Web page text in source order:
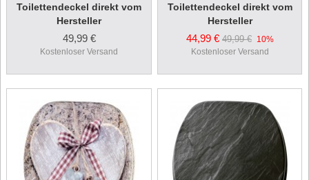
Toilettendeckel direkt vom
Hersteller
49,99 €
Kostenloser Versand
Toilettendeckel direkt vom
Hersteller
44,99 € 49,99 € 10%
Kostenloser Versand